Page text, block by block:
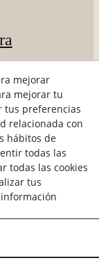
mejorar
mejorar tu
tus preferencias
relacionada con
hábitos de
todas las
todas las cookies
tus